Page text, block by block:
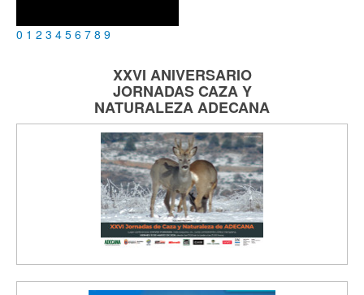
0 1 2 3 4 5 6 7 8 9
XXVI ANIVERSARIO
JORNADASCAZA Y
NATURALEZAADECANA